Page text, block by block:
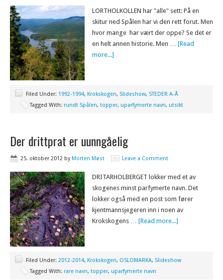
LORTHOLKOLLEN har "alle" sett: På en
skitur ned Spålen har vi den rett forut. Men
hvor mange har vært der oppe? Se det er
en helt annen historie. Men … [Read
more...]
Filed Under: 1992-1994, Krokskogen, Slideshow, STEDER A-Å
Tagged With: rundt Spålen, topper, uparfymerte navn, utsikt
Der drittprat er uunngåelig
25. oktober 2012 byMorten Møst Leave a Comment
DRITARHOLBERGET lokker med et av
skogenes minst parfymerte navn. Det
lokker også med en post som fører
kjentmannsjegeren inn i noen av
Krokskogens … [Read more...]
Filed Under: 2012-2014, Krokskogen, OSLOMARKA, Slideshow
Tagged With: rare navn, topper, uparfymerte navn